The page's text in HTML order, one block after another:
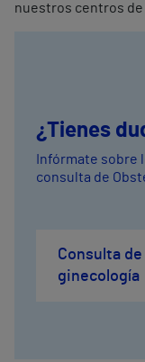
nuestros centros de
¿Tienes
Infórmate sobre
consulta de
Consulta
ginecología